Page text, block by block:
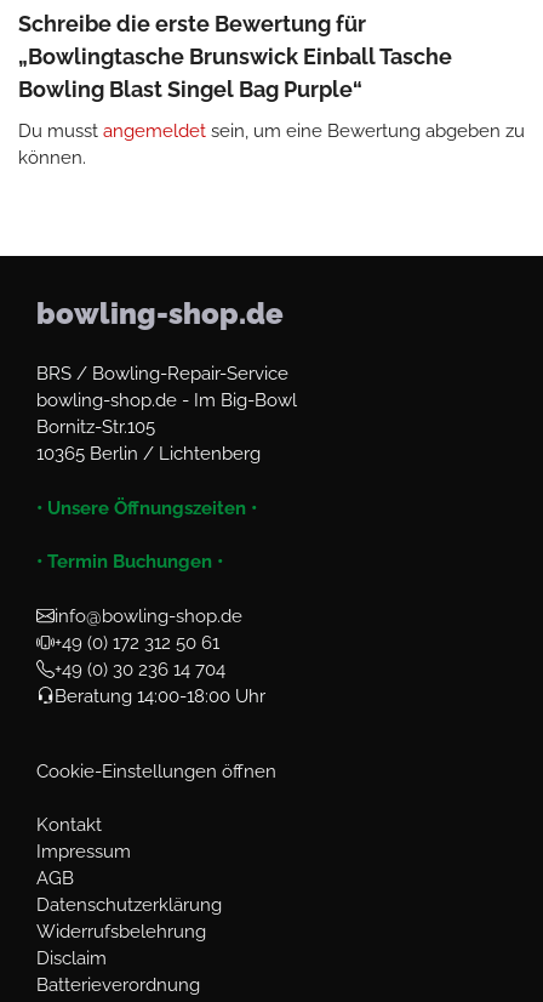
Schreibe die erste Bewertung für
„Bowlingtasche Brunswick Einball Tasche
Bowling Blast Singel Bag Purple“
Du musst angemeldet sein, um eine Bewertung abgeben zu
können.
bowling-shop.de
BRS / Bowling-Repair-Service
bowling-shop.de - Im Big-Bowl
Bornitz-Str.105
10365 Berlin / Lichtenberg
• Unsere Öffnungszeiten •
• Termin Buchungen •
info@bowling-shop.de
+49 (0) 172 312 50 61
+49 (0) 30 236 14 704
Beratung 14:00-18:00 Uhr
Cookie-Einstellungen öffnen
Kontakt
Impressum
AGB
Datenschutzerklärung
Widerrufsbelehrung
Disclaim
Batterieverordnung